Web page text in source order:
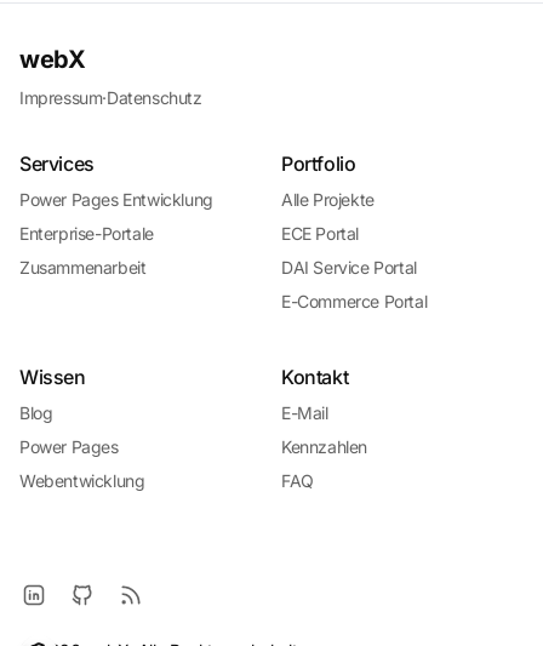
webX
Impressum·Datenschutz
Services
Power Pages Entwicklung
Enterprise-Portale
Zusammenarbeit
Portfolio
Alle Projekte
ECE Portal
DAI Service Portal
E-Commerce Portal
Wissen
Blog
Power Pages
Webentwicklung
Kontakt
E-Mail
Kennzahlen
FAQ